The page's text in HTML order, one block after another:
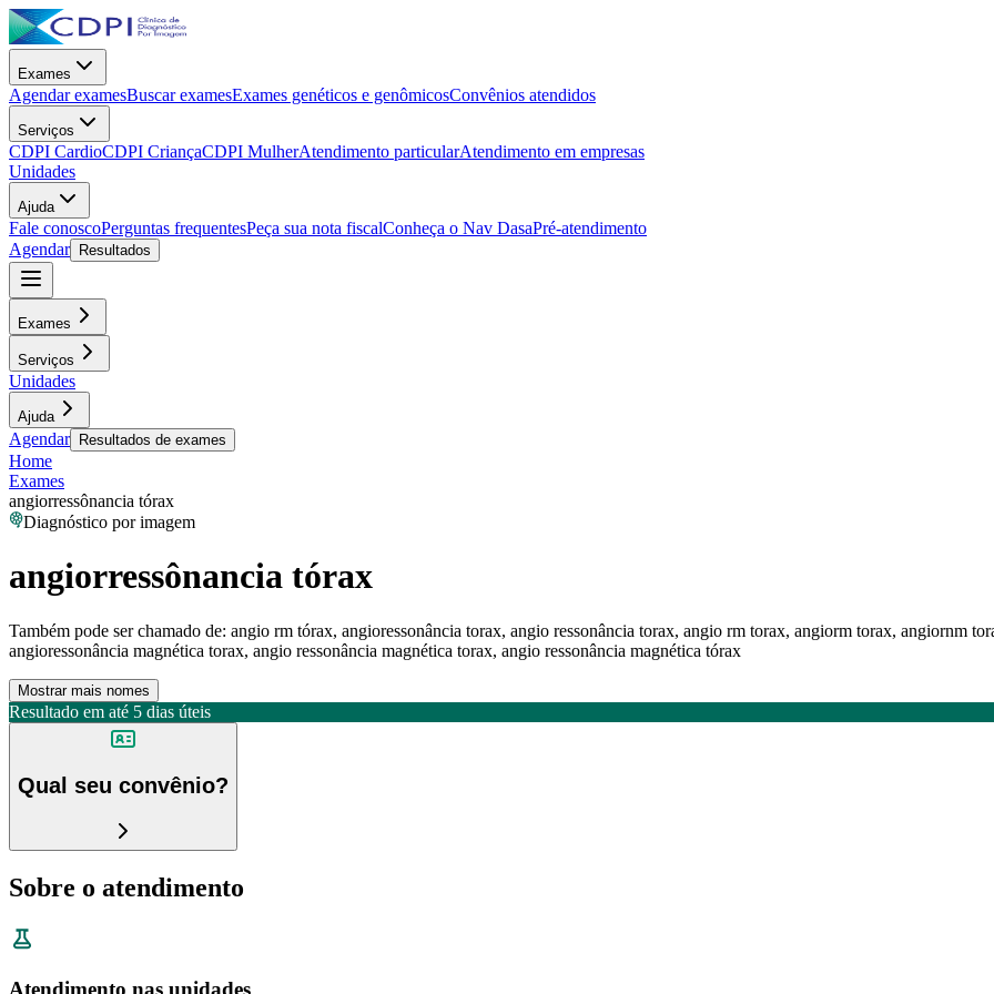
Exames
Agendar examesBuscar examesExames genéticos e genômicosConvênios atendidos
Serviços
CDPI CardioCDPI CriançaCDPI MulherAtendimento particularAtendimento em empresas
Unidades
Ajuda
Fale conoscoPerguntas frequentesPeça sua nota fiscalConheça o Nav DasaPré-atendimento
Agendar
Resultados
Exames
Serviços
Unidades
Ajuda
Agendar Resultados de exames
Home
Exames
angiorressônancia tórax
Diagnóstico por imagem
angiorressônancia tórax
Também pode ser chamado de: angio rm tórax, angioressonância torax, angio ressonância torax, angio rm torax, angiorm torax, angiornm
angioressonância magnética torax, angio ressonância magnética torax, angio ressonância magnética tórax
Mostrar mais nomes
Resultado em até 5 dias úteis
Qual seu convênio?
Sobre o atendimento
Atendimento nas unidades